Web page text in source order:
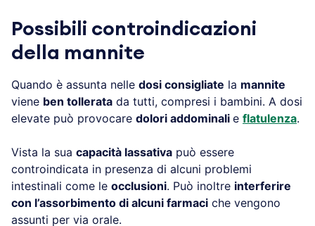
Possibili controindicazioni
del
la mannite
Quando è assunta nelle dosi consigliate la mannite
viene ben tollerata da tutti, compresi i bambini. A dosi
elevate può provocare dolori addominali e flatulenza.
Vista la sua capacità lassativa può essere
controindicata in presenza di alcuni problemi
intestinali come le occlusioni. Può inoltre interferire
con l’assorbimento di alcuni farmaci che vengono
assunti per via orale.